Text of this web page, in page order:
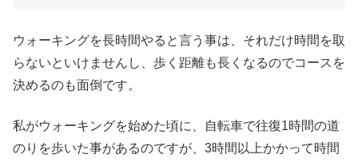
ウォーキングを長時間やると言う事は、それだけ時間を取
らないといけませんし、歩く距離も長くなるのでコースを
決めるのも面倒です。
私がウォーキングを始めた頃に、自転車で往復1時間の道
のりを歩いた事があるのですが、3時間以上かかって時間